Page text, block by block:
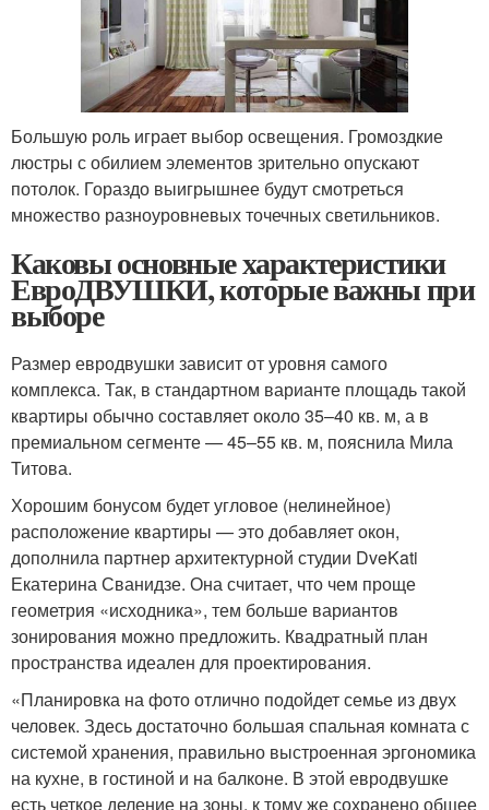
Большую роль играет выбор освещения. Громоздкие
люстры с обилием элементов зрительно опускают
потолок. Гораздо выигрышнее будут смотреться
множество разноуровневых точечных светильников.
Каковы основные характеристики
ЕвроДВУШКИ, которые важны при
выборе
Размер евродвушки зависит от уровня самого
комплекса. Так, в стандартном варианте площадь такой
квартиры обычно составляет около 35–40 кв. м, а в
премиальном сегменте — 45–55 кв. м, пояснила Мила
Титова.
Хорошим бонусом будет угловое (нелинейное)
расположение квартиры — это добавляет окон,
дополнила партнер архитектурной студии DveKati
Екатерина Сванидзе. Она считает, что чем проще
геометрия «исходника», тем больше вариантов
зонирования можно предложить. Квадратный план
пространства идеален для проектирования.
«Планировка на фото отлично подойдет семье из двух
человек. Здесь достаточно большая спальная комната с
системой хранения, правильно выстроенная эргономика
на кухне, в гостиной и на балконе. В этой евродвушке
есть четкое деление на зоны, к тому же сохранено общее